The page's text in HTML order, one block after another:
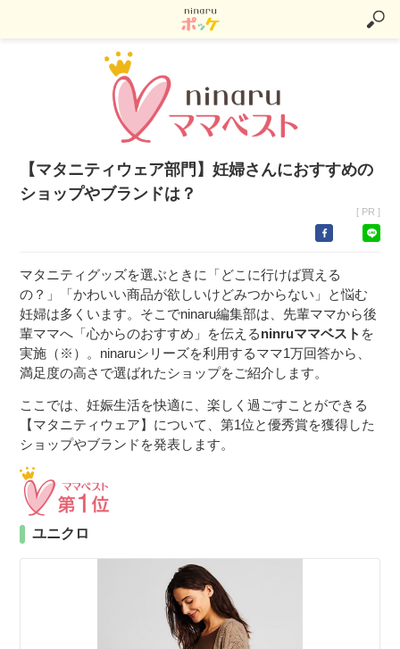
【マタニティウェア部門】妊婦さんにおすすめの
ショップやブランドは？
[ PR ]
マタニティグッズを選ぶときに「どこに行けば買える
の？」「かわいい商品が欲しいけどみつからない」と悩む
妊婦は多くいます。そこでninaru編集部は、先輩ママから後
輩ママへ「心からのおすすめ」を伝えるninruママベスト を
実施（※）。ninaruシリーズを利用するママ1万回答から、
満足度の高さで選ばれたショップをご紹介します。
ここでは、妊娠生活を快適に、楽しく過ごすことができる
【マタニティウェア】について、第1位と優秀賞を獲得した
ショップやブランドを発表します。
ユニクロ